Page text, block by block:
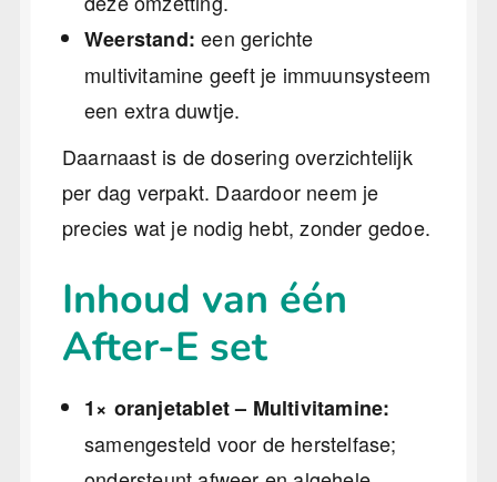
Weerstand: een gerichte
multivitamine geeft je immuunsysteem
een extra duwtje.
Daarnaast is de dosering overzichtelijk
per dag verpakt. Daardoor neem je
precies wat je nodig hebt, zonder gedoe.
Inhoud van één
After-E set
1× oranjetablet – Multivitamine:
samengesteld voor de herstelfase;